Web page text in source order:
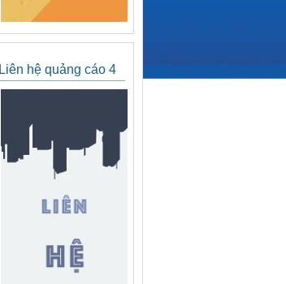
Liên hệ quảng cáo 4